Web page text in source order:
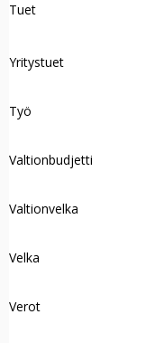
Tuet
Yritystuet
Työ
Valtionbudjetti
Valtionvelka
Velka
Verot